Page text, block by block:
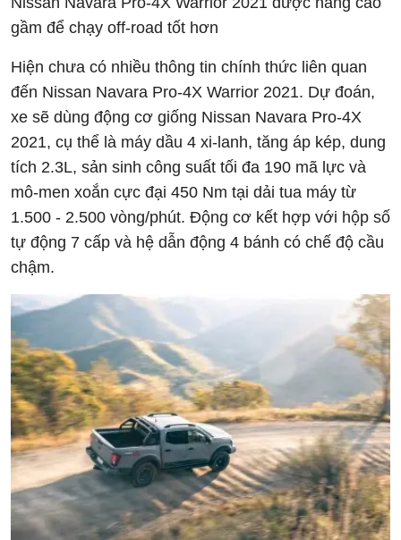
gầm để chạy off-road tốt hơn
Hiện chưa có nhiều thông tin chính thức liên quan
đến Nissan Navara Pro-4X Warrior 2021. Dự đoán,
xe sẽ dùng động cơ giống Nissan Navara Pro-4X
2021, cụ thể là máy dầu 4 xi-lanh, tăng áp kép, dung
tích 2.3L, sản sinh công suất tối đa 190 mã lực và
mô-men xoắn cực đại 450 Nm tại dải tua máy từ
1.500 - 2.500 vòng/phút. Động cơ kết hợp với hộp số
tự động 7 cấp và hệ dẫn động 4 bánh có chế độ cầu
chậm.